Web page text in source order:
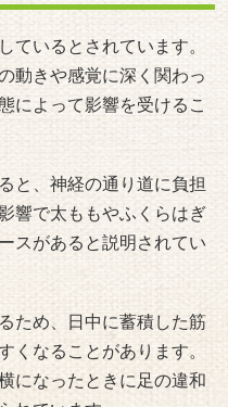
ため、日中に蓄積した筋
くなることがあります。
になったときに足の違和
れています。
sciatica.html
leg-pain-causes